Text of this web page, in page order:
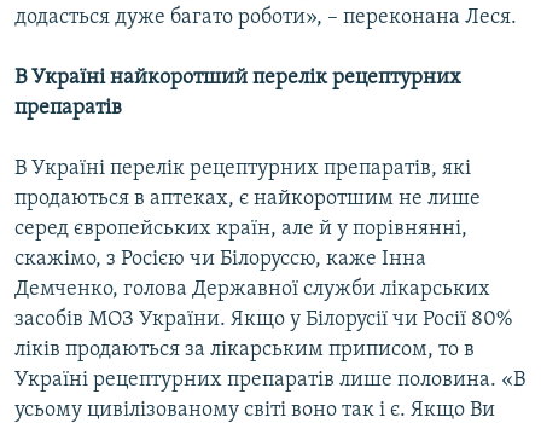
додасться дуже багато роботи», – переконана Леся.
В Україні найкоротший перелік рецептурних
препаратів
В Україні перелік рецептурних препаратів, які
продаються в аптеках, є найкоротшим не лише
серед європейських країн, але й у порівнянні,
скажімо, з Росією чи Білоруссю, каже Інна
Демченко, голова Державної служби лікарських
засобів МОЗ України. Якщо у Білорусії чи Росії 80%
ліків продаються за лікарським приписом, то в
Україні рецептурних препаратів лише половина. «В
усьому цивілізованому світі воно так і є. Якщо Ви